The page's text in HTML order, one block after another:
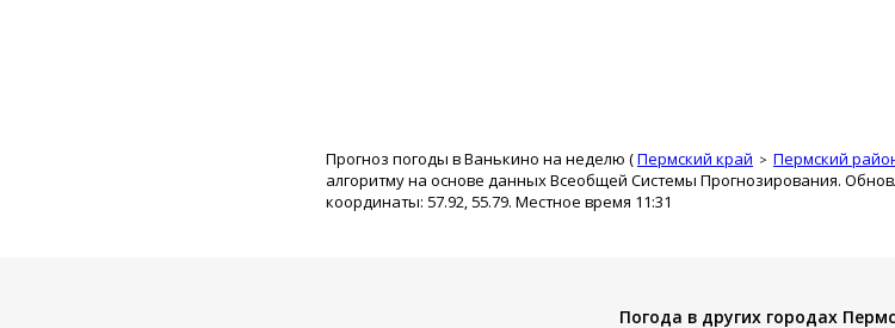
Прогноз погоды в Ванькино на неделю (Пермский край Пермский
алгоритму на основе данных Всеобщей Системы Прогнозирования.
координаты: 57.92, 55.79. Местное время 11:31
Погода в других городах